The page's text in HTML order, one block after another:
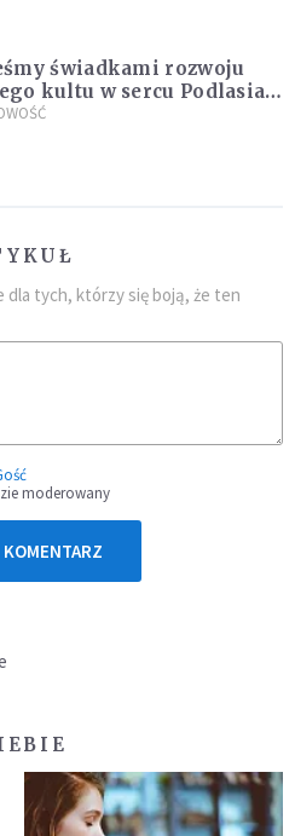
świadkami rozwoju
kultu w sercu Podlasia.
prawdziwa lawina
dla tych, którzy się boją, że ten
moderowany